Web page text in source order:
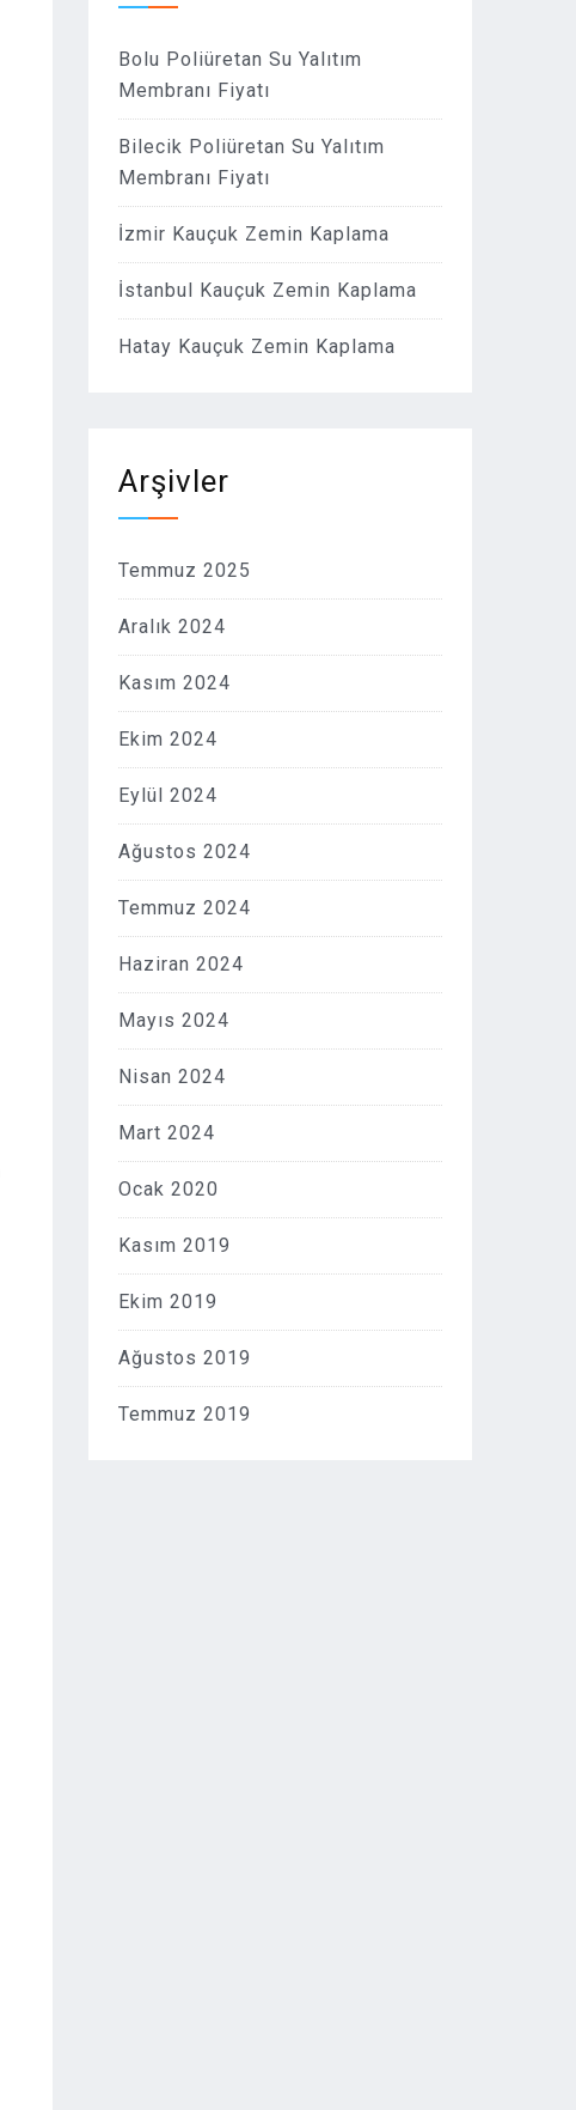
Bolu Poliüretan Su Yalıtım
Membranı Fiyatı
Bilecik Poliüretan Su Yalıtım
Membranı Fiyatı
İzmir Kauçuk Zemin Kaplama
İstanbul Kauçuk Zemin Kaplama
Hatay Kauçuk Zemin Kaplama
Arşivler
Temmuz 2025
Aralık 2024
Kasım 2024
Ekim 2024
Eylül 2024
Ağustos 2024
Temmuz 2024
Haziran 2024
Mayıs 2024
Nisan 2024
Mart 2024
Ocak 2020
Kasım 2019
Ekim 2019
Ağustos 2019
Temmuz 2019